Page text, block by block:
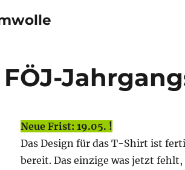
FÖJ-
Neue Frist: 19.05. !
Das Design für das T-Shirt ist
bereit. Das einzige was jetzt fehlt,